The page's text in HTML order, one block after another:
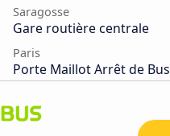
Saragosse
Gare routière centrale
Paris
Porte Maillot Arrêt de Bus